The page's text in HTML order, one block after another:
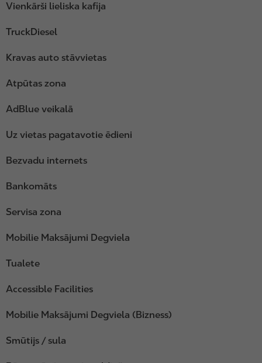
Vienkārši lieliska kafija
TruckDiesel
Kravas auto stāvvietas
Atpūtas zona
AdBlue veikalā
Uz vietas pagatavotie ēdieni
Bezvadu internets
Bankomāts
Servisa zona
Mobilie Maksājumi Degviela
Tualete
Accessible Facilities
Mobilie Maksājumi Degviela (Bizness)
Smūtijs / sula